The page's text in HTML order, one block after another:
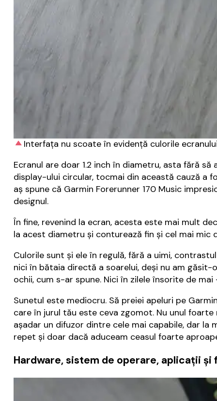
Interfața nu scoate în evidență culorile
Ecranul are doar 1.2 inch în diametru, asta fără
display-ului circular, tocmai din această cauză a
aș spune că Garmin Forerunner 170 Music
designul.
În fine, revenind la ecran, acesta este mai mult
la acest diametru și conturează fin și cel mai mic
Culorile sunt și ele în regulă, fără a uimi,
nici în bătaia directă a soarelui, deși nu am
ochii, cum s-ar spune. Nici în zilele însorite de
Sunetul este mediocru. Să preiei apeluri pe
care în jurul tău este ceva zgomot. Nu unul
așadar un difuzor dintre cele mai capabile, dar
repet și doar dacă aduceam ceasul foarte
Hardware, sistem de operare, aplicații și